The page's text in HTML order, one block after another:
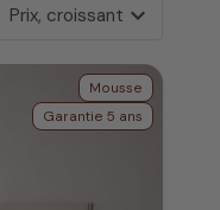
notre gamme
in France.
Prix, croissant expand_more
Mousse
Garantie 5 ans